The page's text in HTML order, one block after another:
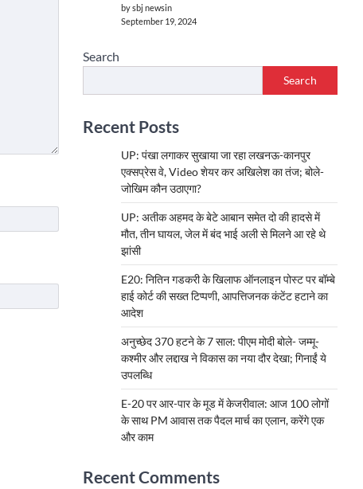
by sbj newsin
September 19, 2024
Search
Search
Recent Posts
UP: पंखा लगाकर सुखाया जा रहा लखनऊ-कानपुर
एक्सप्रेस वे, Video शेयर कर अखिलेश का तंज; बोले-
जोखिम कौन उठाएगा?
UP: अतीक अहमद के बेटे आबान समेत दो की हादसे में
मौत, तीन घायल, जेल में बंद भाई अली से मिलने आ रहे थे
झांसी
E20: नितिन गडकरी के खिलाफ ऑनलाइन पोस्ट पर बॉम्बे
हाई कोर्ट की सख्त टिप्पणी, आपत्तिजनक कंटेंट हटाने का
आदेश
अनुच्छेद 370 हटने के 7 साल: पीएम मोदी बोले- जम्मू-
कश्मीर और लद्दाख ने विकास का नया दौर देखा; गिनाईं ये
उपलब्धि
E-20 पर आर-पार के मूड में केजरीवाल: आज 100 लोगों
के साथ PM आवास तक पैदल मार्च का एलान, करेंगे एक
और काम
Recent Comments